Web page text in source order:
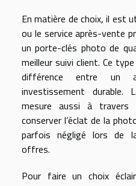
En matière de choix, il est
ou le service après-vente
un porte-clés photo de
meilleur suivi client. Ce
différence entre un
investissement durable.
mesure aussi à
conserver l’éclat de la
parfois négligé lors de
offres.
Pour faire un choix